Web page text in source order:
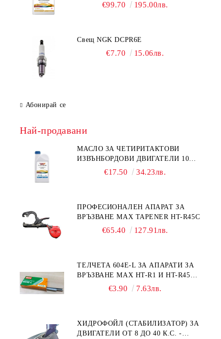
€99.70 195.00лв.
Свещ NGK DCPR6E
€7.70 15.06лв.
Абонирай се
Най-продавани
МАСЛО ЗА ЧЕТИРИТАКТОВИ
ИЗВЪНБОРДОВИ ДВИГАТЕЛИ 10W-
30 HONDA MARINE 08221-999-
€17.50 34.23лв.
ПРОФЕСИОНАЛЕН АПАРАТ ЗА
ВРЪЗВАНЕ MAX TAPENER HT-R45C
€65.40 127.91лв.
ТЕЛЧЕТА 604E-L ЗА АПАРАТИ ЗА
ВРЪЗВАНЕ MAX HT-R1 И HT-R45C
€3.90 7.63лв.
ХИДРОФОЙЛ (СТАБИЛИЗАТОР) ЗА
ДВИГАТЕЛИ ОТ 8 ДО 40 К.С. -